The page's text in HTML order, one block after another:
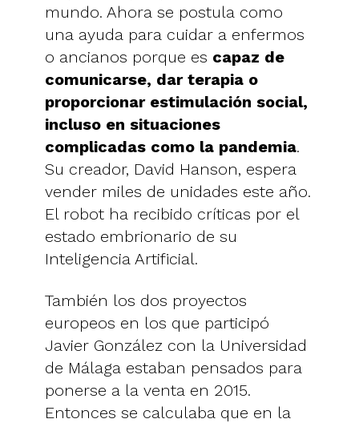
mundo. Ahora se postula como
una ayuda para cuidar a enfermos
o ancianos porque es capaz de
comunicarse, dar terapia o
proporcionar estimulación social,
incluso en situaciones
complicadas como la pandemia.
Su creador, David Hanson, espera
vender miles de unidades este año.
El robot ha recibido críticas por el
estado embrionario de su
Inteligencia Artificial.
También los dos proyectos
europeos en los que participó
Javier González con la Universidad
de Málaga estaban pensados para
ponerse a la venta en 2015.
Entonces se calculaba que en la